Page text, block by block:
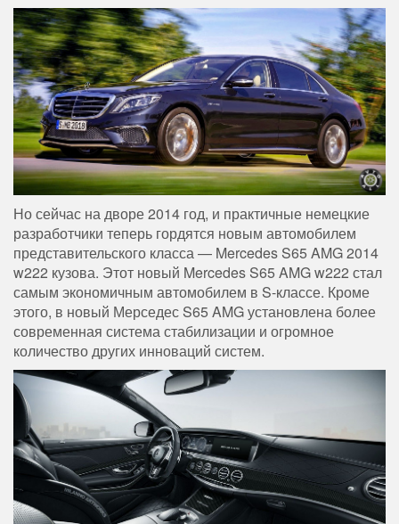
Но сейчас на дворе 2014 год, и практичные немецкие
разработчики теперь гордятся новым автомобилем
представительского класса — Mercedes S65 AMG 2014
w222 кузова. Этот новый Mercedes S65 AMG w222 стал
самым экономичным автомобилем в S-классе. Кроме
этого, в новый Мерседес S65 AMG установлена более
современная система стабилизации и огромное
количество других инноваций систем.